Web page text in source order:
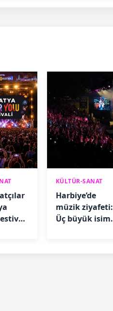
KÜLTÜR-SANAT
Harbiye’de
müzik ziyafeti:
Üç büyük isim